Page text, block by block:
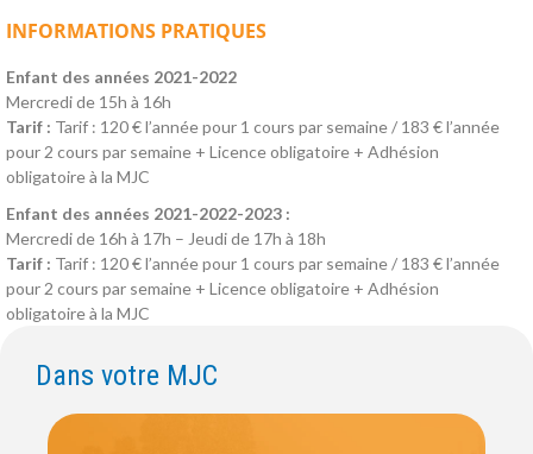
INFORMATIONS PRATIQUES
Enfant des années 2021-2022
Mercredi de 15h à 16h
Tarif : Tarif : 120 € l’année pour 1 cours par semaine / 183 € l’année
pour 2 cours par semaine + Licence obligatoire + Adhésion
obligatoire à la MJC
Enfant des années 2021-2022-2023 :
Mercredi de 16h à 17h – Jeudi de 17h à 18h
Tarif : Tarif : 120 € l’année pour 1 cours par semaine / 183 € l’année
pour 2 cours par semaine + Licence obligatoire + Adhésion
obligatoire à la MJC
Dans votre MJC